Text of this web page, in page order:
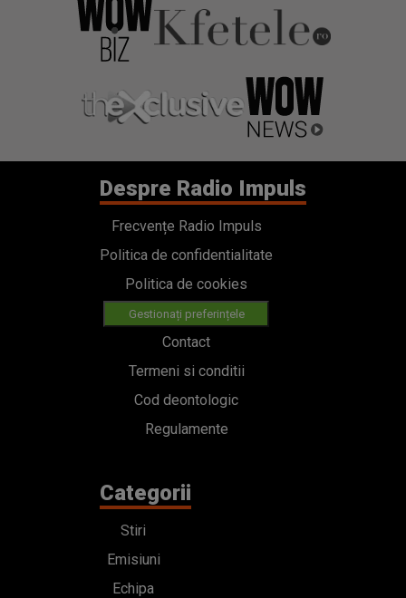
Despre Radio Impuls
Frecvențe Radio Impuls
Politica de confidentialitate
Politica de cookies
Gestionați preferințele
Contact
Termeni si conditii
Cod deontologic
Regulamente
Categorii
Stiri
Emisiuni
Echipa